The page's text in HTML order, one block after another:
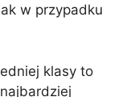
w przypadku
klasy to